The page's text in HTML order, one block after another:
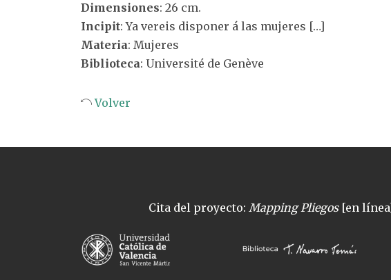
Dimensiones: 26 cm.
Incipit: Ya vereis disponer á las mujeres […]
Materia: Mujeres
Biblioteca: Université de Genève
Volver
Cita del proyecto: Mapping Pliegos[en